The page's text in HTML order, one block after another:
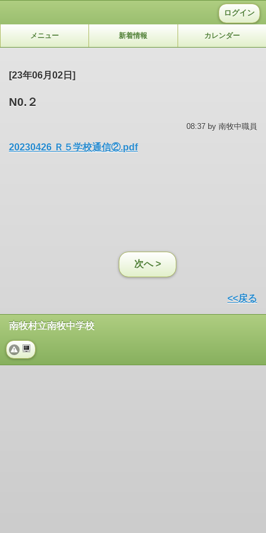
ログイン
メニュー 新着情報 カレンダー
[23年06月02日]
N0.２
08:37 by 南牧中職員
20230426 Ｒ５学校通信②.pdf
次へ >
<<戻る
南牧村立南牧中学校